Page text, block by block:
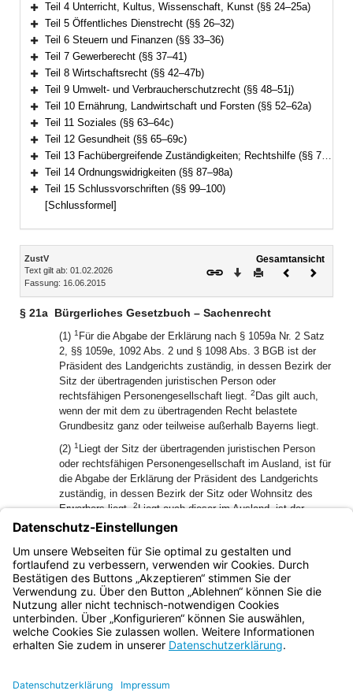
Bereich erweitern
Teil 4 Unterricht, Kultus, Wissenschaft, Kunst (§§ 24–25a)
Bereich erweitern
Teil 5 Öffentliches Dienstrecht (§§ 26–32)
Bereich erweitern
Teil 6 Steuern und Finanzen (§§ 33–36)
Bereich erweitern
Teil 7 Gewerberecht (§§ 37–41)
Bereich erweitern
Teil 8 Wirtschaftsrecht (§§ 42–47b)
Bereich erweitern
Teil 9 Umwelt- und Verbraucherschutzrecht (§§ 48–51j)
Bereich erweitern
Teil 10 Ernährung, Landwirtschaft und Forsten (§§ 52–62a)
Bereich erweitern
Teil 11 Soziales (§§ 63–64c)
Bereich erweitern
Teil 12 Gesundheit (§§ 65–69c)
Bereich erweitern
Teil 13 Fachübergreifende Zuständigkeiten; Rechtshilfe (§§ 70–86)
Bereich erweitern
Teil 14 Ordnungswidrigkeiten (§§ 87–98a)
Bereich erweitern
Teil 15 Schlussvorschriften (§§ 99–100)
[Schlussformel]
Inhalt
ZustV
Text gilt ab: 01.02.2026
Fassung: 16.06.2015
Gesamtansicht
Download
DruckenVorheriges
§ 21a Bürgerliches Gesetzbuch – Sachenrecht
(1) 1 Für die Abgabe der Erklärung nach § 1059a Nr. 2 Satz
2, §§ 1059e, 1092 Abs. 2 und § 1098 Abs. 3 BGB ist der
Präsident des Landgerichts zuständig, in dessen Bezirk der
Sitz der übertragenden juristischen Person oder
rechtsfähigen Personengesellschaft liegt. 2 Das gilt auch,
wenn der mit dem zu übertragenden Recht belastete
Grundbesitz ganz oder teilweise außerhalb Bayerns liegt.
(2) 1 Liegt der Sitz der übertragenden juristischen Person
oder rechtsfähigen Personengesellschaft im Ausland, ist für
die Abgabe der Erklärung der Präsident des Landgerichts
zuständig, in dessen Bezirk der Sitz oder Wohnsitz des
Erwerbers liegt.2Liegt auch dieser im Ausland, ist der
Präsident des Landgerichts zuständig, in dessen Bezirk der
mit dem zu übertragenden Recht belastete Grundbesitz
ganz oder teilweise belegen ist und der zuerst mit der
Übertragbarkeit befasst ist.
Bayern.de
BayernPortal
Impressum